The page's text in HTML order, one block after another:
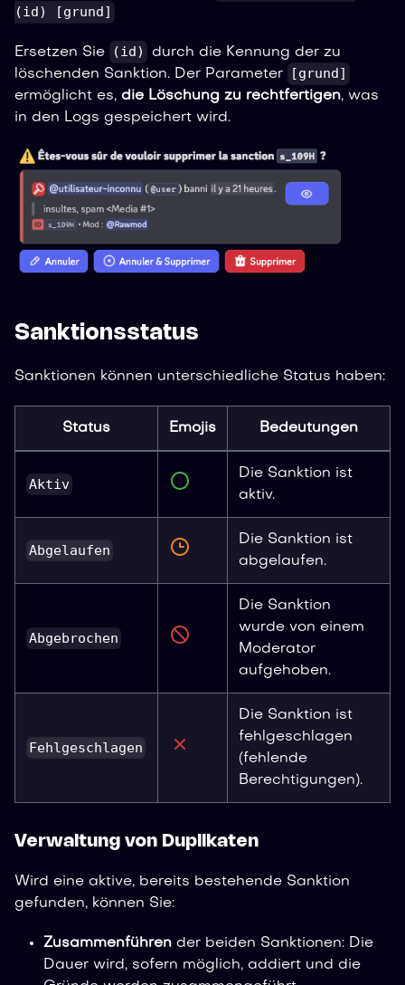
(id) [grund]
Ersetzen Sie (id)
durch die Kennung der zu
löschenden Sanktion. Der Parameter
[grund]
ermöglicht es, die Löschung zu rechtfertigen, was
in den Logs gespeichert wird.
Sanktionsstatus
Sanktionen können unterschiedliche Status haben:
Status Emojis Bedeutungen
Aktiv
Die Sanktion ist
aktiv.
Abgelaufen
Die Sanktion ist
abgelaufen.
Abgebrochen
Die Sanktion
wurde von einem
Moderator
aufgehoben.
Fehlgeschlagen
Die Sanktion ist
fehlgeschlagen
(fehlende
Berechtigungen).
Verwaltung von Duplikaten
Wird eine aktive, bereits bestehende Sanktion
gefunden, können Sie:
Zusammenführen der beiden Sanktionen: Die
Dauer wird, sofern möglich, addiert und die